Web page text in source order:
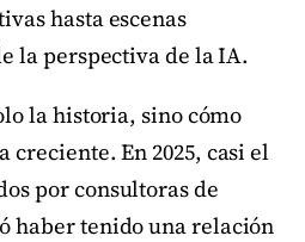
hasta escenas
la perspectiva de la IA.
la historia, sino cómo
En 2025, casi el
por consultoras de
haber tenido una relación